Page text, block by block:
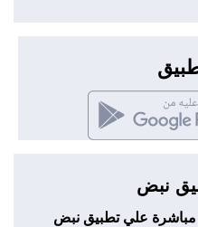
نبض
مباشرة علي تطبيق نبض